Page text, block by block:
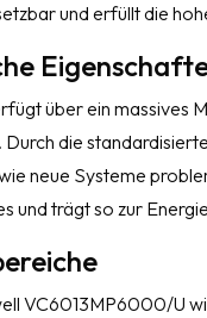
und erfüllt die
über ein massives
Durch die
neue Systeme
und trägt so zur
VC6013MP6000/U